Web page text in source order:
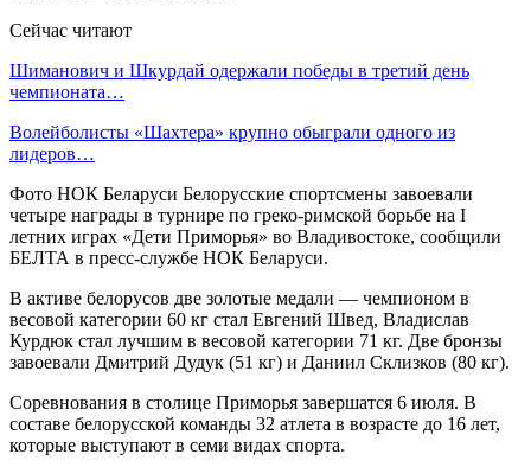
Сейчас читают
Шиманович и Шкурдай одержали победы в третий день
чемпионата…
Волейболисты «Шахтера» крупно обыграли одного из
лидеров…
Фото НОК Беларуси Белорусские спортсмены завоевали
четыре награды в турнире по греко-римской борьбе на I
летних играх «Дети Приморья» во Владивостоке, сообщили
БЕЛТА в пресс-службе НОК Беларуси.
В активе белорусов две золотые медали — чемпионом в
весовой категории 60 кг стал Евгений Швед, Владислав
Курдюк стал лучшим в весовой категории 71 кг. Две бронзы
завоевали Дмитрий Дудук (51 кг) и Даниил Склизков (80 кг).
Соревнования в столице Приморья завершатся 6 июля. В
составе белорусской команды 32 атлета в возрасте до 16 лет,
которые выступают в семи видах спорта.